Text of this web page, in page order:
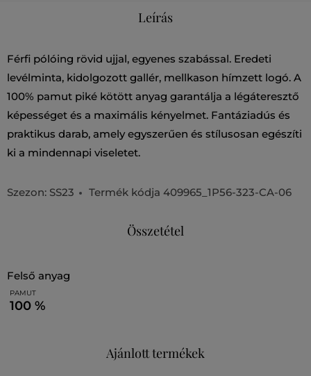
Leírás
Férfi pólóing rövid ujjal, egyenes szabással. Eredeti
levélminta, kidolgozott gallér, mellkason hímzett logó. A
100% pamut piké kötött anyag garantálja a légáteresztő
képességet és a maximális kényelmet. Fantáziadús és
praktikus darab, amely egyszerűen és stílusosan egészíti
ki a mindennapi viseletet.
Szezon: SS23 Termék kódja 409965_1P56-323-CA-06
Összetétel
felső anyag
PAMUT
100 %
Ajánlott termékek